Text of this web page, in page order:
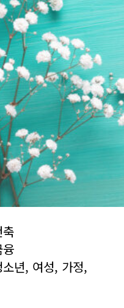
년, 여성, 가정,